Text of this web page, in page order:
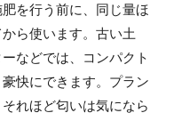
を行う前に、同じ量ほ
ら使います。古い土
などでは、コンパクト
快にできます。プラン
れほど匂いは気になら